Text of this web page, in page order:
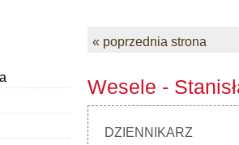
« poprzednia strona
Wesele -
DZIENNIKARZ